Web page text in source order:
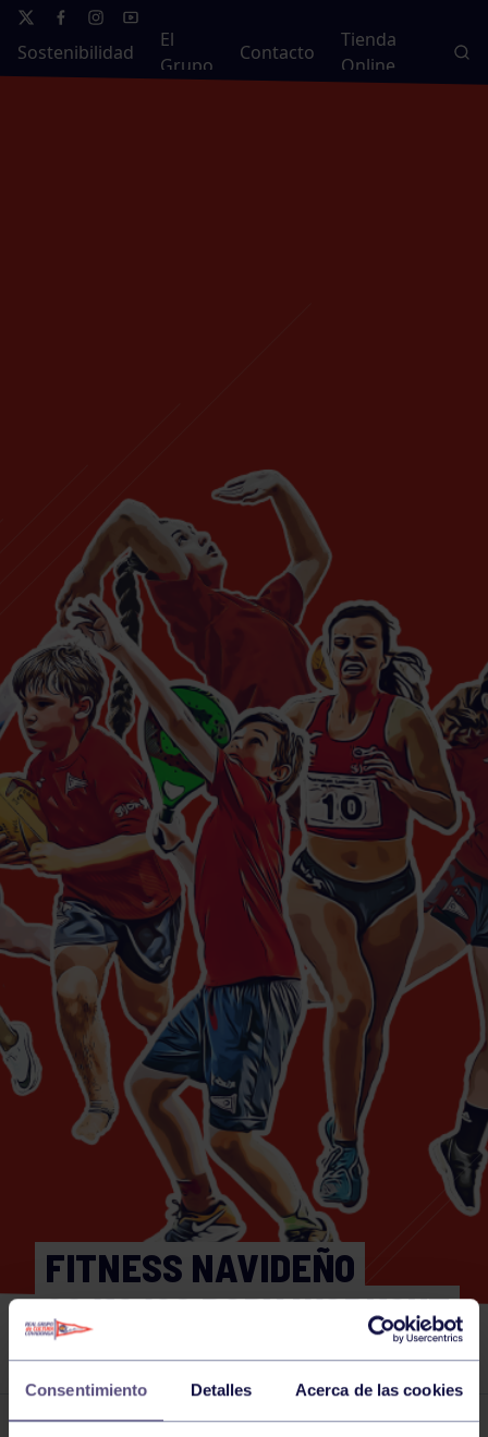
Consentimiento Detalles Acerca de las cookies
Sostenibilidad
El
Grupo
Contacto
Tienda
Online
FITNESS NAVIDEÑO
28/12/22 BODY WORKOUT
18:30H SALA AEROBIC